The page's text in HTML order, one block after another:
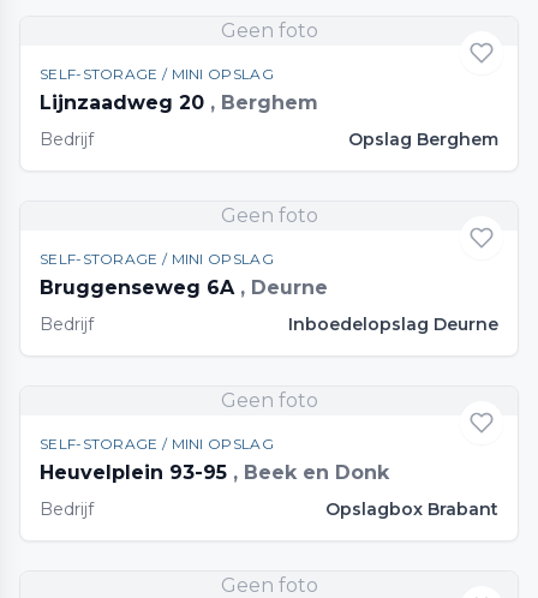
Geen foto
SELF-STORAGE / MINI OPSLAG
Lijnzaadweg 20 , Berghem
Bedrijf Opslag Berghem
Geen foto
SELF-STORAGE / MINI OPSLAG
Bruggenseweg 6A , Deurne
Bedrijf Inboedelopslag Deurne
Geen foto
SELF-STORAGE / MINI OPSLAG
Heuvelplein 93-95 , Beek en Donk
Bedrijf Opslagbox Brabant
Geen foto